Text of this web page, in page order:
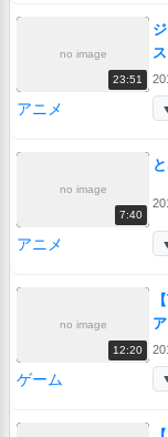
no image
23:51
アニメ
no image
7:40
アニメ
no image
12:20
ゲーム